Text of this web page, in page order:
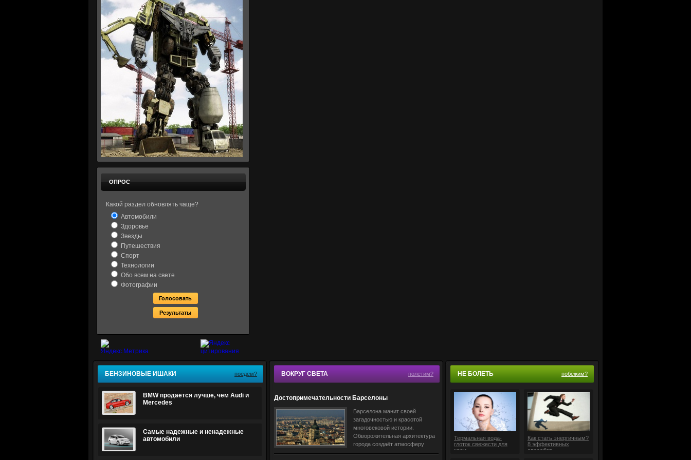
ОПРОС
Какой раздел обновлять чаще?
Автомобили
Здоровье
Звезды
Путешествия
Спорт
Технологии
Обо всем на свете
Фотографии
БЕНЗИНОВЫЕ ИШАКИ поедем?
BMW продается лучше, чем Audi и
Mercedes
Самые надежные и ненадежные
автомобили
ВОКРУГ СВЕТА полетим?
Достопримечательности Барселоны
Барселона манит своей
загадочностью и красотой
многовековой истории.
Обворожительная архитектура
города создаёт атмосферу
античности и помогает
НЕ БОЛЕТЬ побежим?
Термальная вода-
глоток свежести для
кожи
Как стать энергичным?
8 эффективных
способов